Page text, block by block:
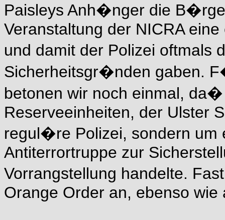
Paisleys Anh�nger die
Veranstaltung der NICRA
und damit der Polizei oftmals
Sicherheitsgr�nden gaben.
betonen wir noch einmal,
Reserveeinheiten, der Ulster
regul�re Polizei, sondern
Antiterrortruppe zur
Vorrangstellung handelte.
Orange Order an, ebenso